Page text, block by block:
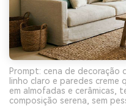
Prompt: cena de
linho claro e paredes
em almofadas e cerâmicas,
composição serena, sem